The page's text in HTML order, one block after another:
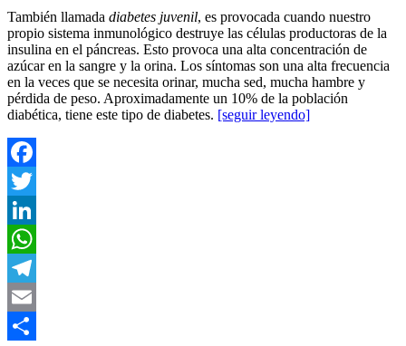
También llamada diabetes juvenil, es provocada cuando nuestro
propio sistema inmunológico destruye las células productoras de la
insulina en el páncreas. Esto provoca una alta concentración de
azúcar en la sangre y la orina. Los síntomas son una alta frecuencia
en la veces que se necesita orinar, mucha sed, mucha hambre y
pérdida de peso. Aproximadamente un 10% de la población
diabética, tiene este tipo de diabetes. [seguir leyendo]
Facebook
Twitter
LinkedIn
WhatsApp
Telegram
Email